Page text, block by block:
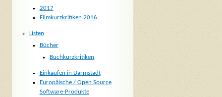
2017
Filmkurzkritiken 2016
Listen
Bücher
Buchkurzkritiken
Einkaufen in Darmstadt
Europäische / Open Source
Software-Produkte